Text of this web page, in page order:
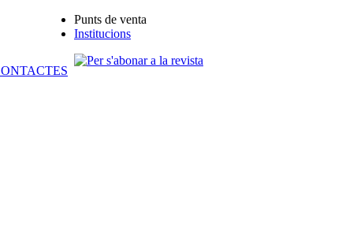
Punts de venta
Institucions